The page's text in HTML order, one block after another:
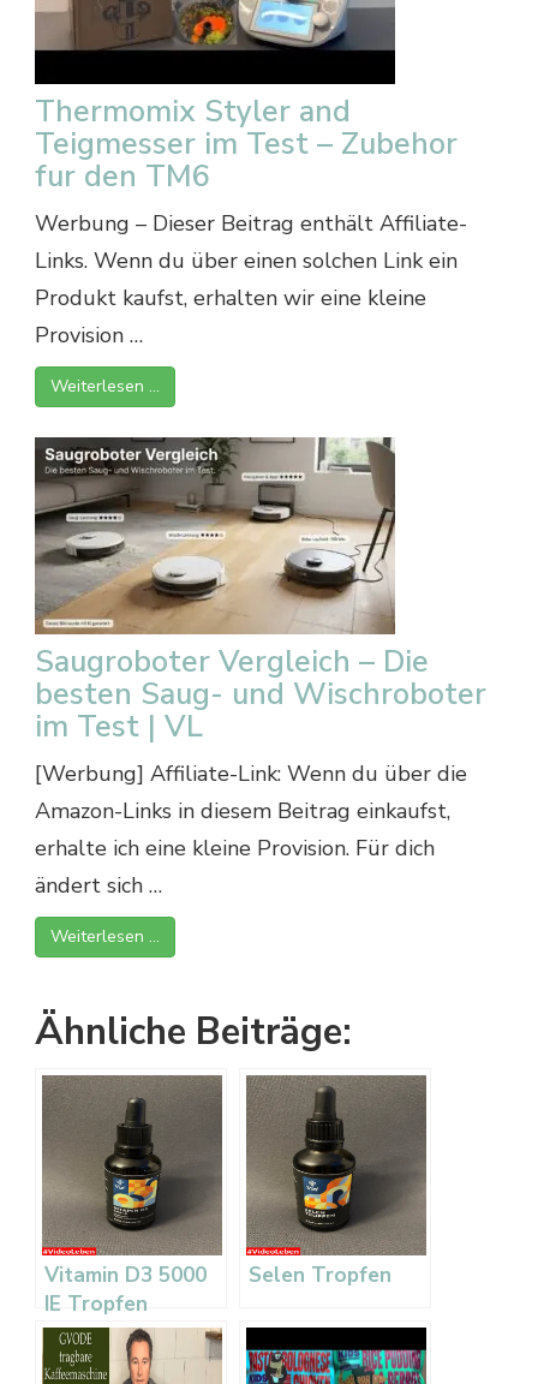
Thermomix Styler and
Teigmesser im Test – Zubehor
fur den TM6
Werbung – Dieser Beitrag enthält Affiliate-
Links. Wenn du über einen solchen Link ein
Produkt kaufst, erhalten wir eine kleine
Provision …
Weiterlesen …
Saugroboter Vergleich – Die
besten Saug- und Wischroboter
im Test | VL
[Werbung] Affiliate-Link: Wenn du über die
Amazon-Links in diesem Beitrag einkaufst,
erhalte ich eine kleine Provision. Für dich
ändert sich …
Weiterlesen …
Ähnliche Beiträge:
Vitamin D3 5000
IE Tropfen
Selen Tropfen